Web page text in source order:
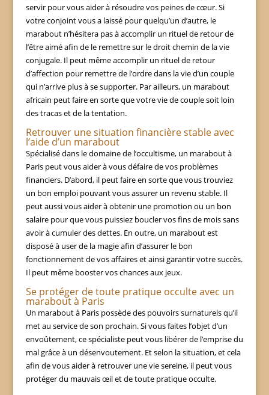
servir pour vous aider à résoudre vos peines de cœur. Si
votre conjoint vous a laissé pour quelqu’un d’autre, le
marabout n’hésitera pas à accomplir un rituel de retour de
l’être aimé afin de le remettre sur le droit chemin de la vie
conjugale. Il peut même accomplir un rituel de retour
d’affection pour remettre de l’ordre dans la vie d’un couple
qui n’arrive plus à se supporter. Par ailleurs, un marabout
africain peut faire en sorte que votre vie de couple soit loin
des tracas et de la tentation.
Retrouver une situation financière stable avec
l’aide d’un marabout
Spécialisé dans le domaine de l’occultisme, un marabout à
Paris peut vous aider à vous défaire de vos problèmes
financiers. D’abord, il peut faire en sorte que vous trouviez
un bon emploi pouvant vous assurer un revenu stable. Il
peut aussi vous aider à obtenir une promotion ou un bon
salaire pour que vous puissiez boucler vos fins de mois sans
avoir à cumuler des dettes. En outre, un marabout est
disposé à user de la magie afin d’assurer le bon
fonctionnement de vos affaires et ainsi garantir votre succès.
Il peut même booster vos chances aux jeux.
Se protéger de toute pratique occulte avec un
marabout à Paris
Un marabout à Paris possède des pouvoirs surnaturels qu’il
met au service de son prochain. Si vous faites l’objet d’un
envoûtement, ce spécialiste peut vous libérer de l’emprise du
mal grâce à un désenvoutement. Et selon la situation, et cela
afin de vous aider à retrouver une vie sereine, il peut vous
protéger du mauvais œil et de toute pratique occulte.